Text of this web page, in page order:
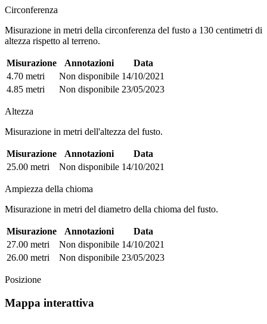
Circonferenza
Misurazione in metri della circonferenza del fusto a 130 centimetri di
altezza rispetto al terreno.
Misurazione Annotazioni
Data
4.70 metri
Non disponibile 14/10/2021
4.85 metri
Non disponibile 23/05/2023
Altezza
Misurazione in metri dell'altezza del fusto.
Misurazione Annotazioni
Data
25.00 metri
Non disponibile 14/10/2021
Ampiezza della chioma
Misurazione in metri del diametro della chioma del fusto.
Misurazione Annotazioni
Data
27.00 metri
Non disponibile 14/10/2021
26.00 metri
Non disponibile 23/05/2023
Posizione
Mappa interattiva